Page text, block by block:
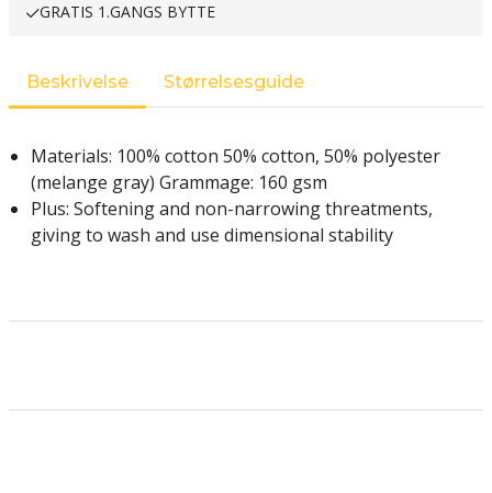
GRATIS 1.GANGS BYTTE
Beskrivelse Størrelsesguide
Materials: 100% cotton 50% cotton, 50% polyester
(melange gray) Grammage: 160 gsm
Plus: Softening and non-narrowing threatments,
giving to wash and use dimensional stability